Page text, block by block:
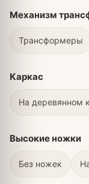
Механизм
Трансформеры
Каркас
На деревянном
Высокие ножки
Без ножек